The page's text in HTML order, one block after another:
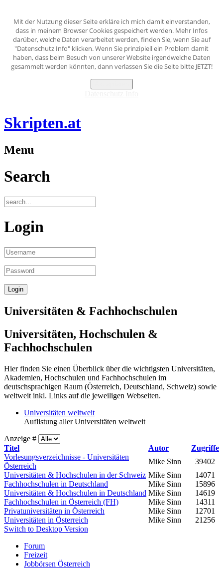
Mit der Nutzung dieser Seite erkläre ich mich damit einverstanden,
dass in meinem Browser Cookies gespeichert werden. Mehr Infos
darüber, welche Daten verarbeitet werden, finden Sie, wenn Sie auf
"Datenschutz Info" klicken. Wenn Sie prinzipiell ein Problem damit
haben, dass beim Besuch von unserer Website irgendwelche Daten
gesammelt werden könnten, dann verlassen Sie die Seite bitte JETZT!
Skripten.at
Menu
Search
Login
Universitäten & Fachhochschulen
Universitäten, Hochschulen &
Fachhochschulen
Hier finden Sie einen Überblick über die wichtigsten Universitäten,
Akademien, Hochschulen und Fachhochschulen im
deutschsprachigen Raum (Österreich, Deutschland, Schweiz) sowie
weltweit inkl. Links auf die jeweiligen Webseiten.
Universitäten weltweit
Auflistung aller Universitäten weltweit
Anzeige #
Titel
Autor
Zugriffe
Vorlesungsverzeichnisse - Universitäten
Österreich
Mike Sinn
39402
Universitäten & Hochschulen in der Schweiz Mike Sinn
14071
Fachhochschulen in Deutschland
Mike Sinn
15896
Universitäten & Hochschulen in Deutschland Mike Sinn
14619
Fachhochschulen in Österreich (FH)
Mike Sinn
14311
Privatuniversitäten in Österreich
Mike Sinn
12701
Universitäten in Österreich
Mike Sinn
21256
Switch to Desktop Version
Forum
Freizeit
Jobbörsen Österreich